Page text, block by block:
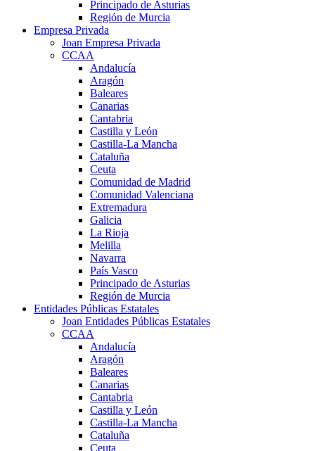
Principado de Asturias
Región de Murcia
Empresa Privada
Joan Empresa Privada
CCAA
Andalucía
Aragón
Baleares
Canarias
Cantabria
Castilla y León
Castilla-La Mancha
Cataluña
Ceuta
Comunidad de Madrid
Comunidad Valenciana
Extremadura
Galicia
La Rioja
Melilla
Navarra
País Vasco
Principado de Asturias
Región de Murcia
Entidades Públicas Estatales
Joan Entidades Públicas Estatales
CCAA
Andalucía
Aragón
Baleares
Canarias
Cantabria
Castilla y León
Castilla-La Mancha
Cataluña
Ceuta